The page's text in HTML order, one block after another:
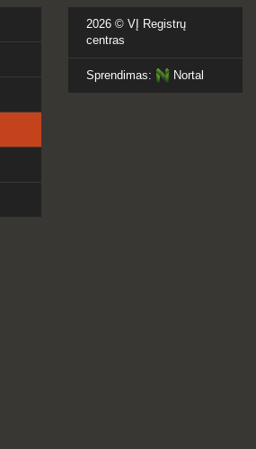
2026 © VĮ Registrų
centras
Sprendimas: Nortal